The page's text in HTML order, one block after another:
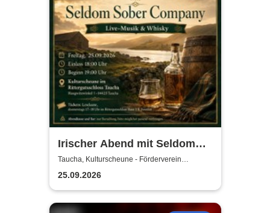
Irischer Abend mit Seldom
Sober Company | Live-Musik
& Whisky in der
Kulturscheune Taucha
Taucha, Kulturscheune - Förderverein
Rittergutschloss Taucha e.V.
25.09.2026